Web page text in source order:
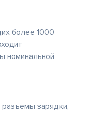
более 1000
номинальной
зарядки,